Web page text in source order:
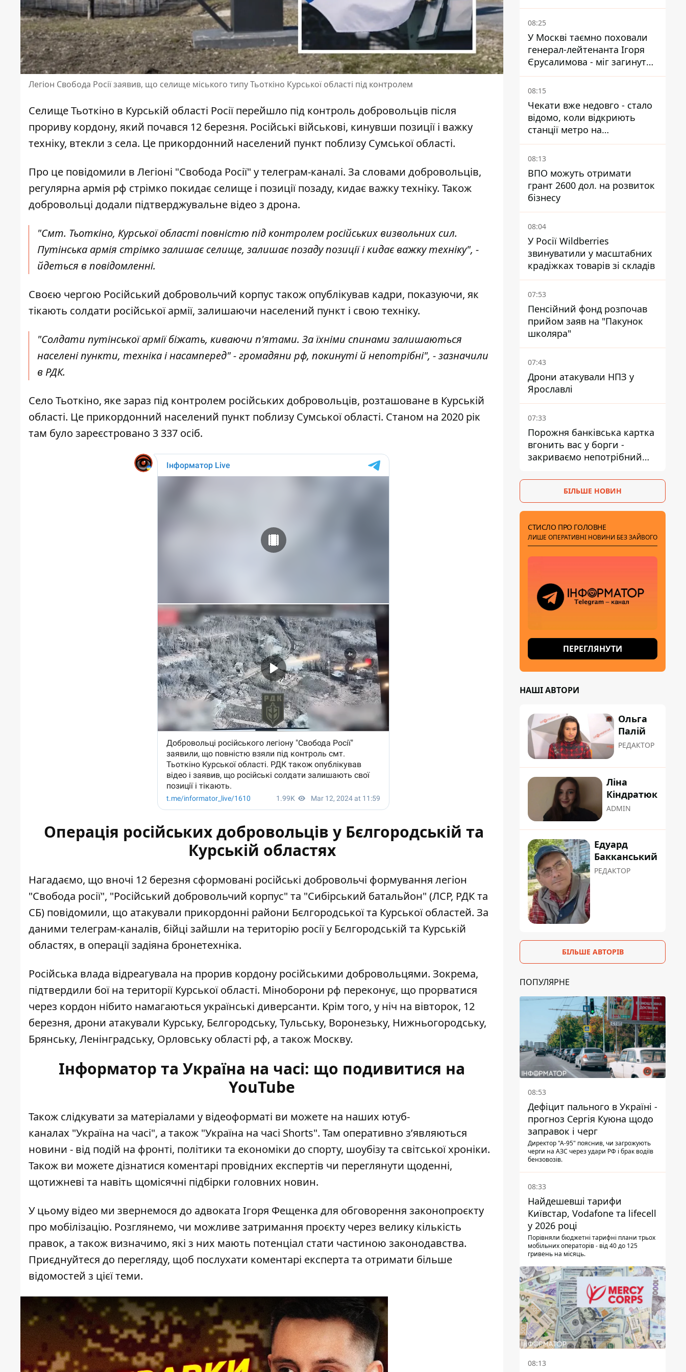
Легіон Свобода Росії заявив, що селище міського типу Тьоткіно Курської області під контролем
Селище Тьоткіно в Курській області Росії перейшло під контроль добровольців після
прориву кордону, який почався 12 березня. Російські військові, кинувши позиції і важку
техніку, втекли з села. Це прикордонний населений пункт поблизу Сумської області.
Про це повідомили в Легіоні "Свобода Росії" у телеграм-каналі. За словами добровольців,
регулярна армія рф стрімко покидає селище і позиції позаду, кидає важку техніку. Також
добровольці додали підтверджувальне відео з дрона.
"Смт. Тьоткіно, Курської області повністю під контролем російських визвольних сил.
Путінська армія стрімко залишає селище, залишає позаду позиції і кидає важку техніку", -
йдеться в повідомленні.
Своєю чергою Російський добровольчий корпус також опублікував кадри, показуючи, як
тікають солдати російської армії, залишаючи населений пункт і свою техніку.
"Солдати путінської армії біжать, киваючи п'ятами. За їхніми спинами залишаються
населені пункти, техніка і насамперед" - громадяни рф, покинуті й непотрібні", - зазначили
в РДК.
Село Тьоткіно, яке зараз під контролем російських добровольців, розташоване в Курській
області. Це прикордонний населений пункт поблизу Сумської області. Станом на 2020 рік
там було зареєстровано 3 337 осіб.
Операція російських добровольців у Бєлгородській та
Курській областях
Нагадаємо, що вночі 12 березня сформовані російські добровольчі формування легіон
"Свобода росії", "Російський добровольчий корпус" та "Сибірський батальйон" (ЛСР, РДК та
СБ) повідомили, що атакували прикордонні райони Бєлгородської та Курської областей. За
даними телеграм-каналів, бійці зайшли на територію росії у Бєлгородській та Курській
областях, в операції задіяна бронетехніка.
Російська влада відреагувала на прорив кордону російськими добровольцями. Зокрема,
підтвердили бої на території Курської області. Міноборони рф переконує, що прорватися
через кордон нібито намагаються українські диверсанти. Крім того, у ніч на вівторок, 12
березня, дрони атакували Курську, Бєлгородську, Тульську, Воронезьку, Нижньогородську,
Брянську, Ленінградську, Орловську області рф, а також Москву.
Інформатор та Україна на часі: що подивитися на
YouTube
Також слідкувати за матеріалами у відеоформаті ви можете на наших ютуб-
каналах "Україна на часі", а також "Україна на часі Shorts". Там оперативно зʼявляються
новини - від подій на фронті, політики та економіки до спорту, шоубізу та світської хроніки.
Також ви можете дізнатися коментарі провідних експертів чи переглянути щоденні,
щотижневі та навіть щомісячні підбірки головних новин.
У цьому відео ми звернемося до адвоката Ігоря Фещенка для обговорення законопроєкту
про мобілізацію. Розглянемо, чи можливе затримання проєкту через велику кількість
правок, а також визначимо, які з них мають потенціал стати частиною законодавства.
Приєднуйтеся до перегляду, щоб послухати коментарі експерта та отримати більше
відомостей з цієї теми.
08:25
У Москві таємно поховали
генерал-лейтенанта Ігоря
Єрусалимова - міг загинути
від вибуху в ресторані
08:15
Чекати вже недовго - стало
відомо, коли відкриють
станції метро на
Виноградарі
08:13
ВПО можуть отримати
грант 2600 дол. на розвиток
бізнесу
08:04
У Росії Wildberries
звинуватили у масштабних
крадіжках товарів зі складів
07:53
Пенсійний фонд розпочав
прийом заяв на "Пакунок
школяра"
07:43
Дрони атакували НПЗ у
Ярославлі
07:33
Порожня банківська картка
вгонить вас у борги -
закриваємо непотрібний
БІЛЬШЕ НОВИН
СТИСЛО ПРО ГОЛОВНЕ
ЛИШЕ ОПЕРАТИВНІ НОВИНИ БЕЗ ЗАЙВОГО
ПЕРЕГЛЯНУТИ
НАШІ АВТОРИ
Ольга
Палій
РЕДАКТОР
Ліна
Кіндратюк
ADMIN
Едуард
Бакканський
РЕДАКТОР
БІЛЬШЕ АВТОРІВ
ПОПУЛЯРНЕ
08:53
Дефіцит пального в Україні -
прогноз Сергія Куюна щодо
заправок і черг
Директор "А-95" пояснив, чи загрожують
черги на АЗС через удари РФ і брак водіїв
бензовозів.
08:33
Найдешевші тарифи
Київстар, Vodafone та lifecell
у 2026 році
Порівняли бюджетні тарифні плани трьох
мобільних операторів - від 40 до 125
гривень на місяць.
08:13